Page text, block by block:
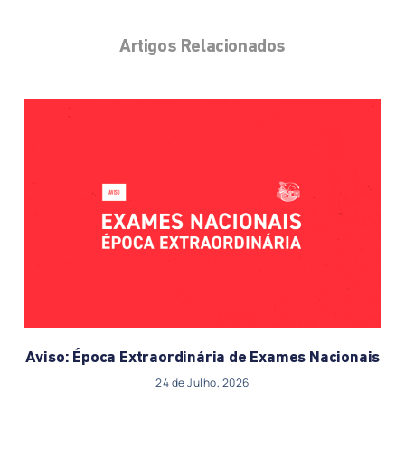
Artigos Relacionados
Aviso: Época Extraordinária de Exames Nacionais
24 de Julho, 2026